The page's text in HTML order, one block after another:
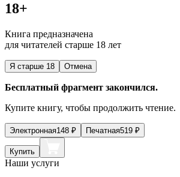
18+
Книга предназначена
для читателей старше 18 лет
Я старше 18 Отмена
Бесплатный фрагмент закончился.
Купите книгу, чтобы продолжить чтение.
Электронная148 ₽ Печатная519 ₽
Купить
Наши услуги